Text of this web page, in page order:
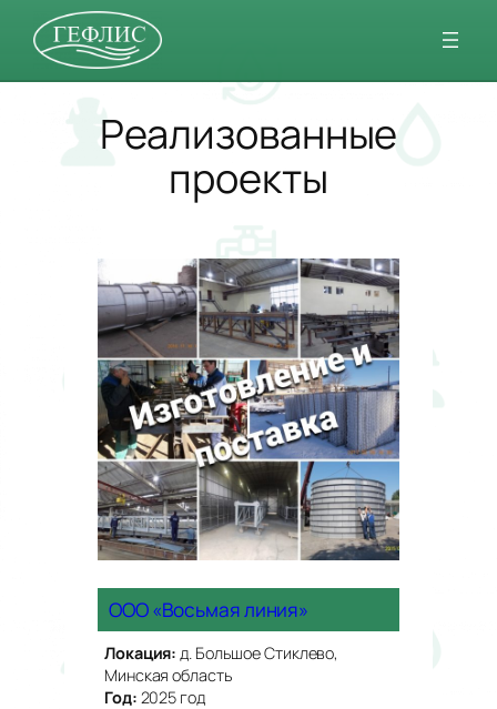
Перейти
содержимому
Реализованные
проекты
ООО «Восьмая линия»
Локация: д. Большое Стиклево,
Минская область
Год: 2025 год